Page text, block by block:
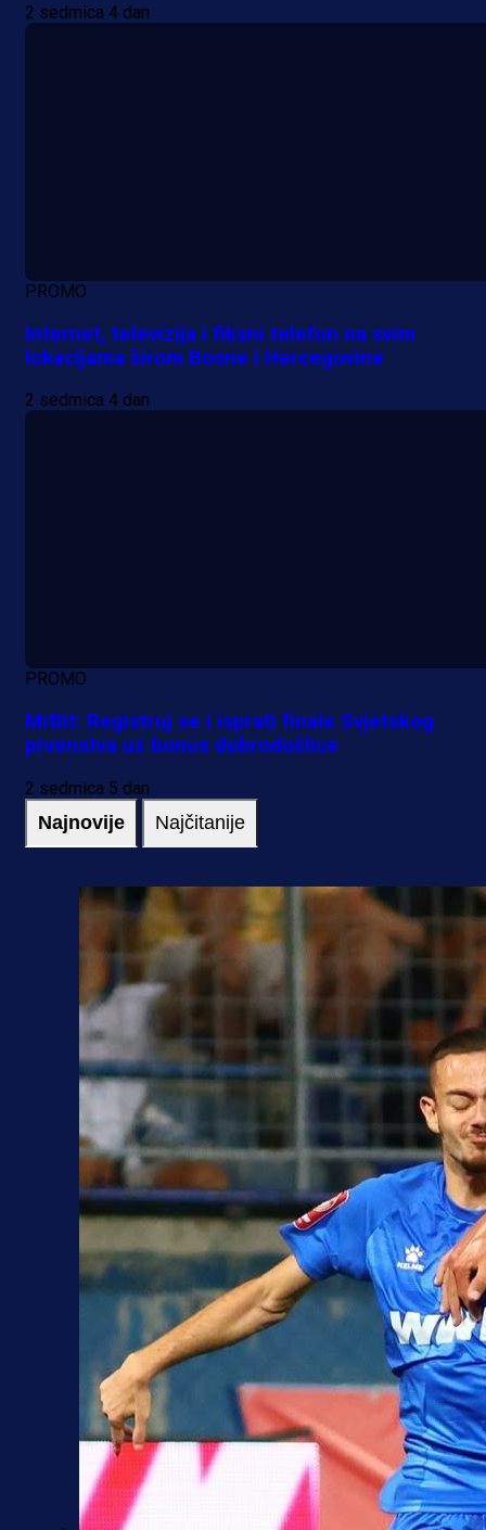
2 sedmica 4 dan
PROMO
Internet, televizija i fiksni telefon na svim
lokacijama širom Bosne i Hercegovine
2 sedmica 4 dan
PROMO
MrBit: Registruj se i isprati finale Svjetskog
prvenstva uz bonus dobrodošlice
2 sedmica 5 dan
Najnovije Najčitanije